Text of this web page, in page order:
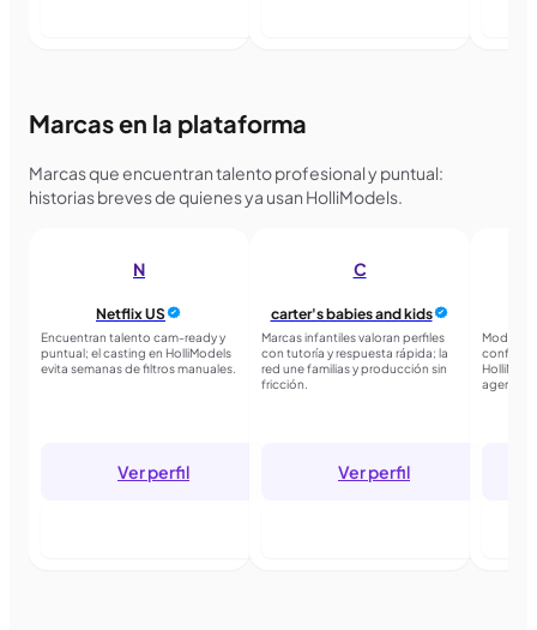
Marcas en la plataforma
Marcas que encuentran talento profesional y puntual:
historias breves de quienes ya usan HolliModels.
N
Netflix US
Encuentran talento cam-ready y
puntual; el casting en HolliModels
evita semanas de filtros manuales.
Ver perfil
C
carter's babies and kids
Marcas infantiles valoran perfiles
con tutoría y respuesta rápida; la
red une familias y producción sin
fricción.
Ver perfil
Moda
agencias